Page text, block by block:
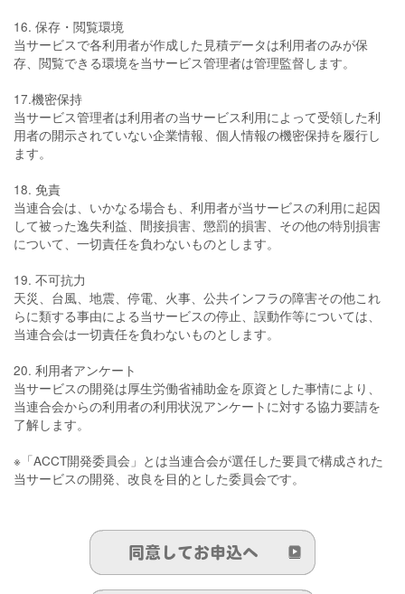
16. 保存・閲覧環境
当サービスで各利用者が作成した見積データは利用者のみが保
存、閲覧できる環境を当サービス管理者は管理監督します。
17.機密保持
当サービス管理者は利用者の当サービス利用によって受領した利
用者の開示されていない企業情報、個人情報の機密保持を履行し
ます。
18. 免責
当連合会は、いかなる場合も、利用者が当サービスの利用に起因
して被った逸失利益、間接損害、懲罰的損害、その他の特別損害
について、一切責任を負わないものとします。
19. 不可抗力
天災、台風、地震、停電、火事、公共インフラの障害その他これ
らに類する事由による当サービスの停止、誤動作等については、
当連合会は一切責任を負わないものとします。
20. 利用者アンケート
当サービスの開発は厚生労働省補助金を原資とした事情により、
当連合会からの利用者の利用状況アンケートに対する協力要請を
了解します。
※「ACCT開発委員会」とは当連合会が選任した要員で構成された
当サービスの開発、改良を目的とした委員会です。